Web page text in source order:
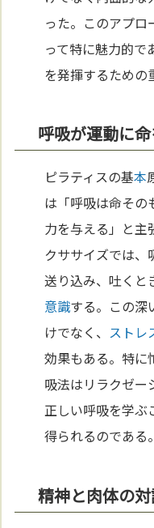
った。このアプロ
って特に魅力的で
を発揮するための
呼吸が運動に
ピラティスの基本
は「呼吸は命その
力を与える」と主
クササイズでは、
送り込み、吐くと
意識する。この深
けでなく、 ストレ
効果もある。特に
吸法はリラクゼー
正しい呼吸を学ぶ
得られるのである。
精神と肉体の